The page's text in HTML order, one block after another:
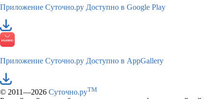
Приложение Суточно.ру Доступно в Google Play
Приложение Суточно.ру Доступно в AppGallery
© 2011—2026 Суточно.руTM